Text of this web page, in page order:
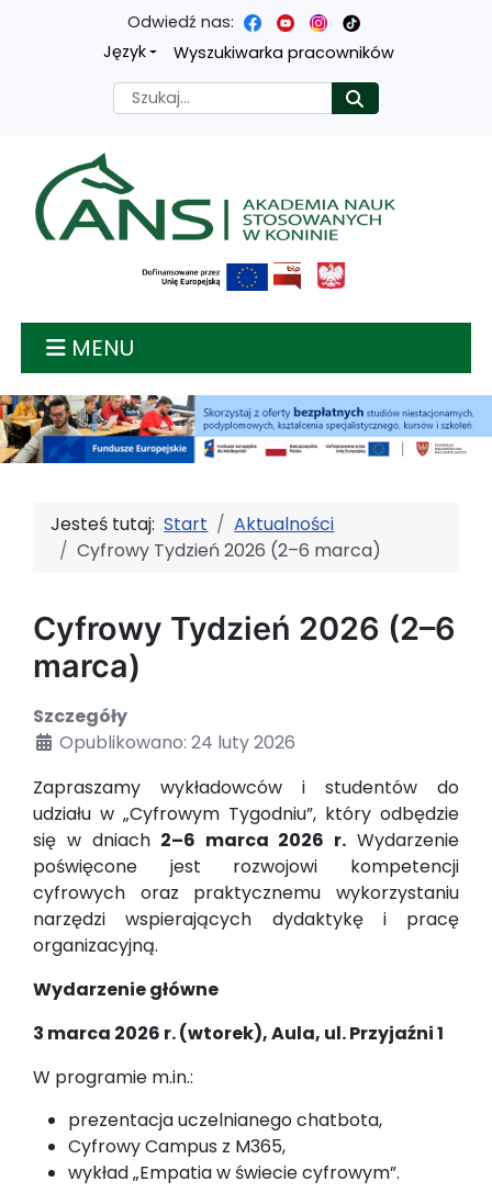
Przejdź
treści
głównej
Przejdź
menu
nawigacyjnego
Przejdź
wyszukiwarki
Przejdź
mapy
strony
Odwiedź nas:
Język
Wyszukiwarka pracowników
Szukaj
Akademia nauk
MENU
Jesteś tutaj:Start
Aktualności
Cyfrowy Tydzień 2026 (2–6 marca)
Cyfrowy Tydzień 2026 (2–6
marca)
Szczegóły
Opublikowano: 24 luty 2026
Zapraszamy wykładowców i studentów do
udziału w „Cyfrowym Tygodniu”, który odbędzie
się w dniach 2–6 marca 2026 r. Wydarzenie
poświęcone jest rozwojowi kompetencji
cyfrowych oraz praktycznemu wykorzystaniu
narzędzi wspierających dydaktykę i pracę
organizacyjną.
Wydarzenie główne
3 marca 2026 r. (wtorek), Aula, ul. Przyjaźni 1
W programie m.in.:
prezentacja uczelnianego chatbota,
Cyfrowy Campus z M365,
wykład „Empatia w świecie cyfrowym”.